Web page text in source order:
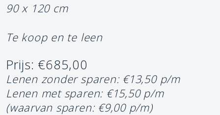
90 x 120 cm
Te koop en te leen
Prijs: €685,00
Lenen zonder sparen: €13,50 p/m
Lenen met sparen: €15,50 p/m
(waarvan sparen: €9,00 p/m)